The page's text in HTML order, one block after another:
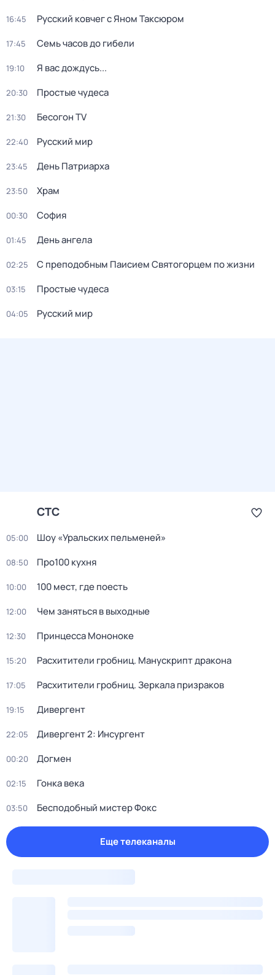
16:45 Русский ковчег с Яном Таксюром
17:45 Семь часов до гибели
19:10 Я вас дождусь...
20:30 Простые чудеса
21:30 Бесогон TV
22:40 Русский мир
23:45 День Патриарха
23:50 Храм
00:30 София
01:45 День ангела
02:25 С преподобным Паисием Святогорцем по жизни
03:15 Простые чудеса
04:05 Русский мир
СТС
05:00 Шоу «Уральских пельменей»
08:50 Про100 кухня
10:00 100 мест, где поесть
12:00 Чем заняться в выходные
12:30 Принцeссa Мононоке
15:20 Расхитители гробниц. Манускрипт дракона
17:05 Расхитители гробниц. Зеркала призраков
19:15 Дивергент
22:05 Дивергент 2: Инсургент
00:20 Догмен
02:15 Гонка века
03:50 Бесподобный мистер Фокс
Еще телеканалы